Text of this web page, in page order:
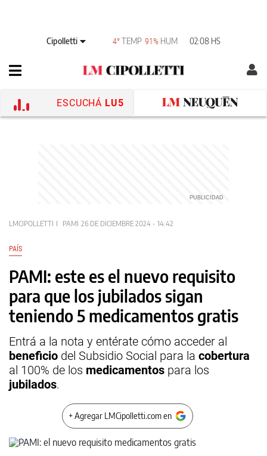
Cipolletti 4°TEMP 91% HUM 02:08 HS
ESCUCHÁ LU5
LMCIPOLLETTI PAMI 26 DE DICIEMBRE 2024 - 14:42
PAÍS
PAMI: este es el nuevo requisito
para que los jubilados sigan
teniendo 5 medicamentos gratis
Entrá a la nota y entérate cómo acceder al
beneficio del Subsidio Social para la cobertura
al 100% de los medicamentos para los
jubilados.
+ Agregar LMCipolletti.com en